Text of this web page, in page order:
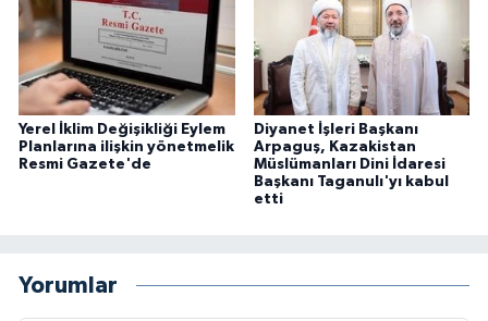
Yerel İklim Değişikliği Eylem
Planlarına ilişkin yönetmelik
Resmi Gazete'de
Diyanet İşleri Başkanı
Arpaguş, Kazakistan
Müslümanları Dini İdaresi
Başkanı Taganulı'yı kabul
etti
Yorumlar